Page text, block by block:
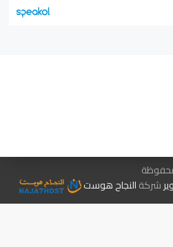
شركةالنجاح هوست